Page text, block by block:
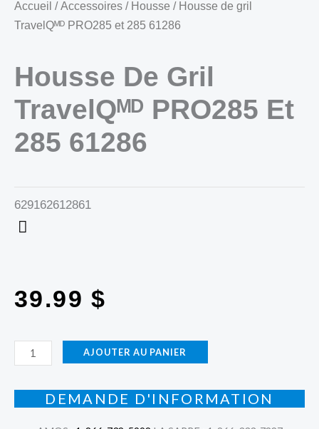
Accueil /Accessoires / Housse / Housse de gril
TravelQᴹᴰ PRO285 et 285 61286
Housse De Gril
TravelQᴹᴰ PRO285 Et
285 61286
629162612861
39.99$
quantité
de
Housse
de
AJOUTER AU PANIER
DEMANDE D'INFORMATION